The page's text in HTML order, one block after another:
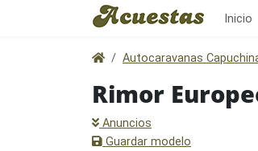
Inicio
Autocaravanas
Rimor
Anuncios
Guardar modelo